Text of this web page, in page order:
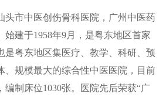
头市中医创伤骨科医院，广州中医药
始建于1958年9月，是粤东地区首家
是粤东地区集医疗、教学、科研、预
、规模最大的综合性中医医院，目前
编制床位1030张。医院先后荣获“广